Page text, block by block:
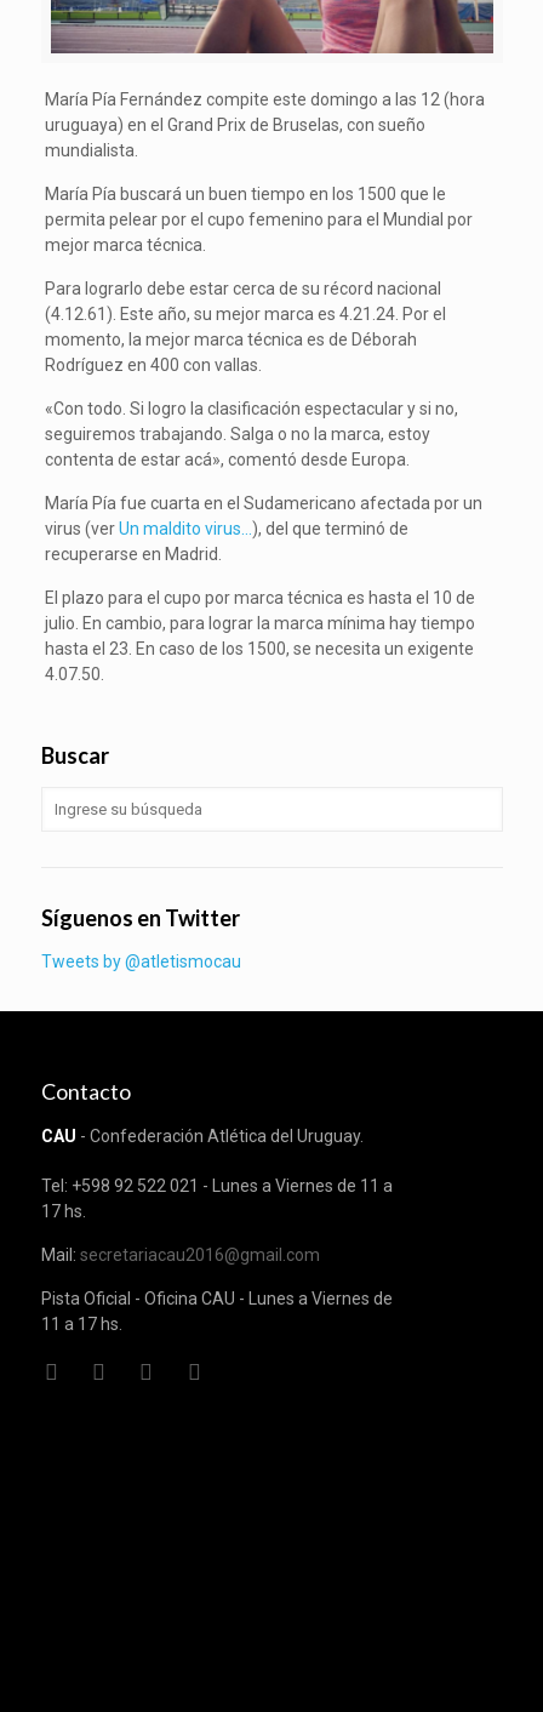
María Pía Fernández compite este domingo a las 12 (hora
uruguaya) en el Grand Prix de Bruselas, con sueño
mundialista.
María Pía buscará un buen tiempo en los 1500 que le
permita pelear por el cupo femenino para el Mundial por
mejor marca técnica.
Para lograrlo debe estar cerca de su récord nacional
(4.12.61). Este año, su mejor marca es 4.21.24. Por el
momento, la mejor marca técnica es de Déborah
Rodríguez en 400 con vallas.
«Con todo. Si logro la clasificación espectacular y si no,
seguiremos trabajando. Salga o no la marca, estoy
contenta de estar acá», comentó desde Europa.
María Pía fue cuarta en el Sudamericano afectada por un
virus (verUn maldito virus… ), del que terminó de
recuperarse en Madrid.
El plazo para el cupo por marca técnica es hasta el 10 de
julio. En cambio, para lograr la marca mínima hay tiempo
hasta el 23. En caso de los 1500, se necesita un exigente
4.07.50.
Buscar
Síguenos en Twitter
Tweets by @atletismocau
Contacto
CAU - Confederación Atlética del Uruguay.
Tel: +598 92 522 021 - Lunes a Viernes de 11 a
17 hs.
Mail: secretariacau2016@gmail.com
Pista Oficial - Oficina CAU - Lunes a Viernes de
11 a 17 hs.